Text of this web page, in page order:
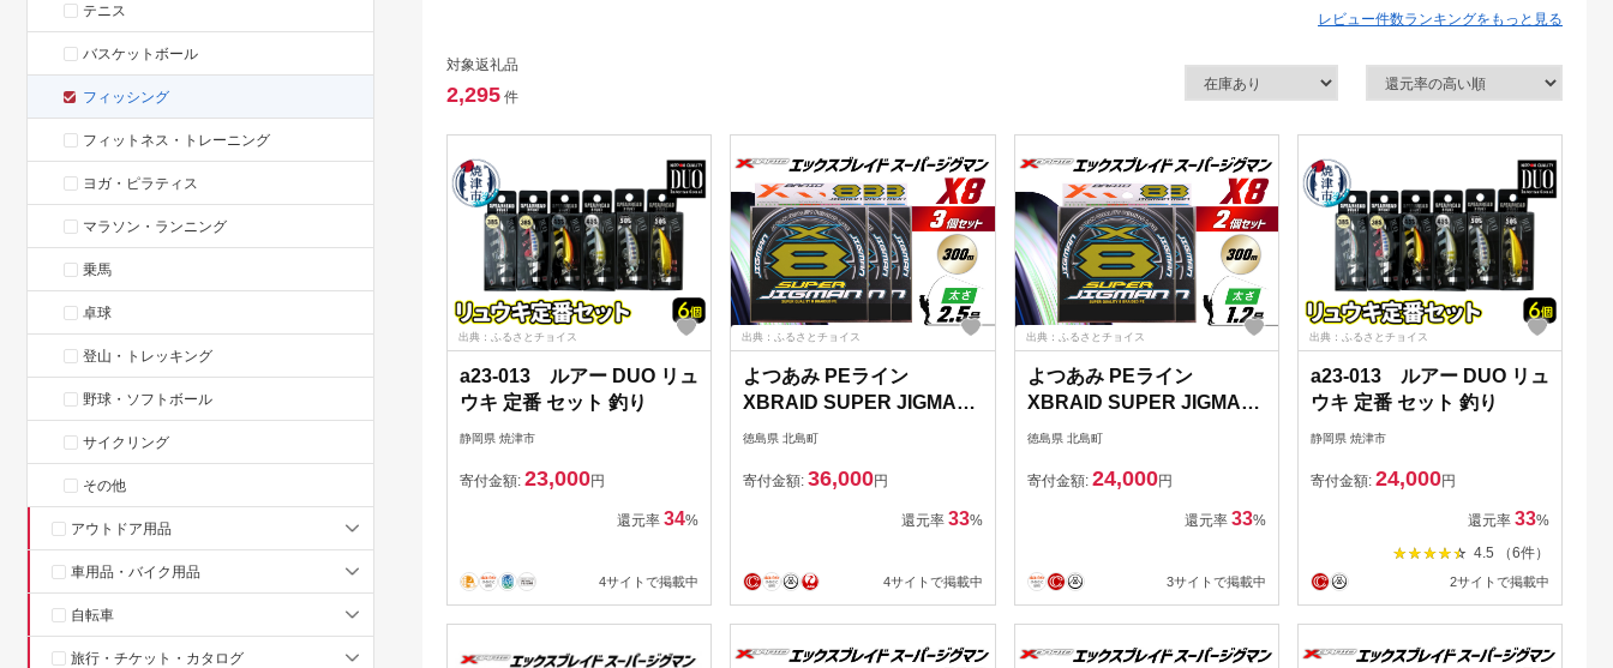
テニス
バスケットボール
フィッシング
フィットネス・トレーニング
ヨガ・ピラティス
マラソン・ランニング
乗馬
卓球
登山・トレッキング
野球・ソフトボール
サイクリング
その他
アウトドア用品
車用品・バイク用品
自転車
旅行・チケット・カタログ
レビュー件数ランキングをもっと見る
対象返礼品
2,295 件
出典：ふるさとチョイス
a23-013 ルアー DUO リュ
ウキ 定番 セット 釣り
静岡県 焼津市
寄付金額: 23,000円
還元率34%
4サイトで掲載中
出典：ふるさとチョイス
よつあみ PEライン
XBRAID SUPER JIGMAN
X8 2.5号 300m 3個 エック
マン [YGK 徳島県 北島町
29ac0054] ygk peライン
PE pe 釣り糸 釣り 釣具 釣
徳島県 北島町
寄付金額:36,000円
還元率 33%
4サイトで掲載中
出典：ふるさとチョイス
よつあみ PEライン
XBRAID SUPER JIGMAN
X8 1.2号 300m 2個 エック
マン [YGK 徳島県 北島町
29ac0044] ygk peライン
PE pe 釣り糸 釣り 釣具 釣
徳島県 北島町
寄付金額: 24,000円
還元率 33%
3サイトで掲載中
出典：ふるさとチョイス
a23-013 ルアー DUO リュ
ウキ 定番 セット 釣り
静岡県 焼津市
寄付金額: 24,000円
還元率 33%
4.5 （6件）
2サイトで掲載中